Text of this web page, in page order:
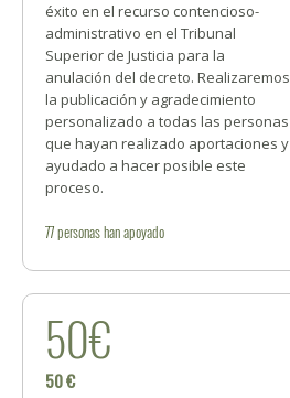
éxito en el recurso contencioso-
administrativo en el Tribunal
Superior de Justicia para la
anulación del decreto. Realizaremos
la publicación y agradecimiento
personalizado a todas las personas
que hayan realizado aportaciones y
ayudado a hacer posible este
proceso.
77personashan apoyado
50€
50 €